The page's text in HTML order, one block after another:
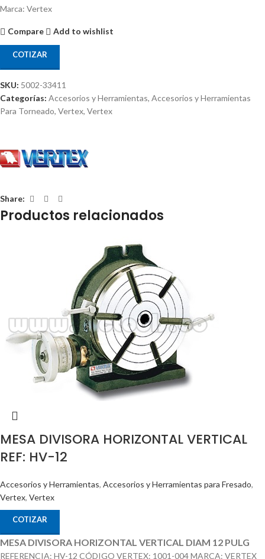
Marca: Vertex
Compare Add to wishlist
COTIZAR
SKU: 5002-33411
Categorías: Accesorios y Herramientas, Accesorios y Herramientas
Para Torneado, Vertex, Vertex
Share:
Productos relacionados
MESA DIVISORA HORIZONTAL VERTICAL
REF: HV-12
Accesorios y Herramientas, Accesorios y Herramientas para Fresado,
Vertex, Vertex
COTIZAR
MESA DIVISORA HORIZONTAL VERTICAL DIAM 12 PULG
REFERENCIA: HV-12 CÓDIGO VERTEX: 1001-004 MARCA: VERTEX